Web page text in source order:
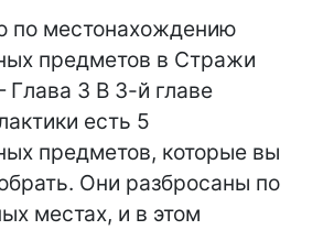
по местонахождению
предметов в Стражи
Глава 3 В 3-й главе
есть 5
предметов, которые вы
Они разбросаны по
местах, и в этом